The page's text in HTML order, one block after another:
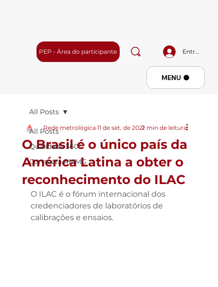
Entrar
PEP - Área do participante
Menu
MENU
All Posts
Qualidade 360º
Connecta RMMG
All Posts
O Brasil é o único país da
América Latina a obter o
reconhecimento do ILAC
Rede metrológica 11 de set. de 20212 min de leitura
O ILAC é o fórum internacional dos
credenciadores de laboratórios de
calibrações e ensaios.